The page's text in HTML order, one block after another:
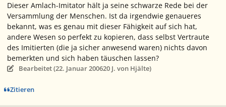
Dieser Amlach-Imitator hält ja seine schwarze Rede bei der
Versammlung der Menschen. Ist da irgendwie genaueres
bekannt, was es genau mit dieser Fähigkeit auf sich hat,
andere Wesen so perfekt zu kopieren, dass selbst Vertraute
des Imitierten (die ja sicher anwesend waren) nichts davon
bemerkten und sich haben täuschen lassen?
Bearbeitet (22. Januar 200620 J. von Hjälte)
Zitieren